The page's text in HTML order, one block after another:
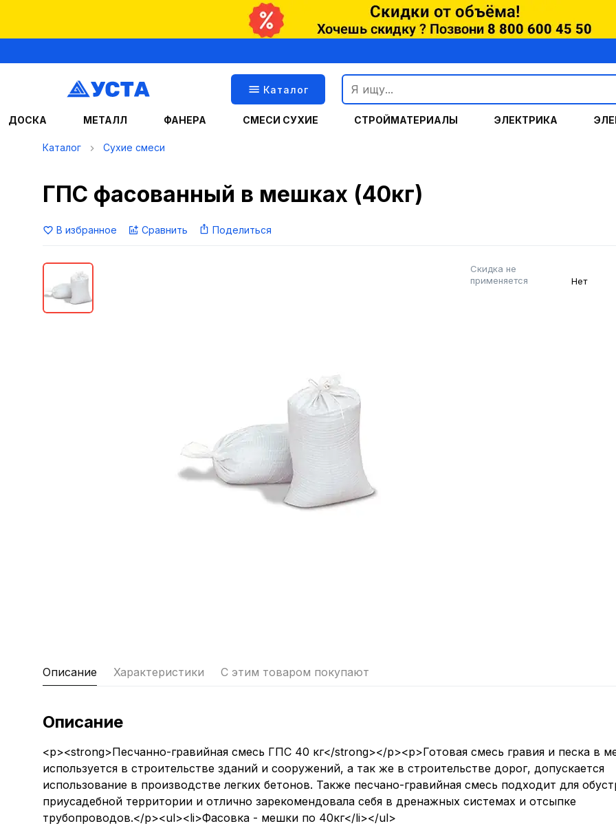
Каталог
ДОСКА МЕТАЛЛ ФАНЕРА СМЕСИ СУХИЕ СТРОЙМАТЕРИАЛЫ ЭЛЕКТРИКА
Каталог Сухие смеси
ГПС фасованный в мешках (40кг)
В избранное Сравнить Поделиться
Скидка не
применяется
Нет
Описание Характеристики С этим товаром покупают
Описание
<p><strong>Песчанно-гравийная смесь ГПС 40 кг</strong></p><p>Готовая смесь гравия и песка в
используется в строительстве зданий и сооружений, а так же в строительстве дорог, допускается
использование в производстве легких бетонов. Также песчано-гравийная смесь подходит для
приусадебной территории и отлично зарекомендовала себя в дренажных системах и отсыпке
трубопроводов.</p><ul><li>Фасовка - мешки по 40кг</li></ul>